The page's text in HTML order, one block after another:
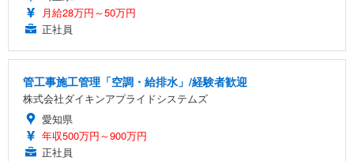
月給28万円～50万円
正社員
管工事施工管理「空調・給排水」/経験者歓迎
株式会社ダイキンアプライドシステムズ
愛知県
年収500万円～900万円
正社員